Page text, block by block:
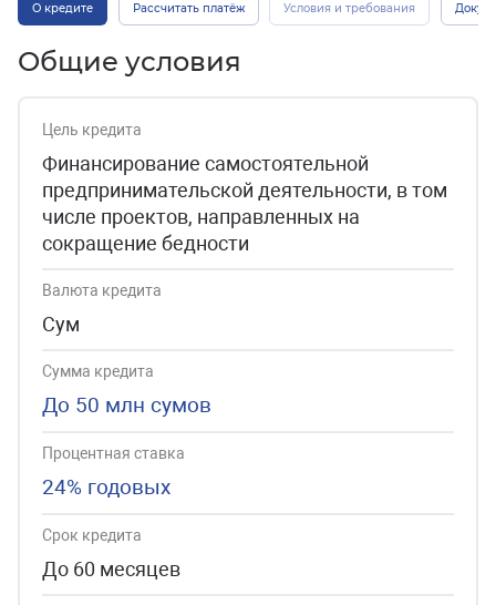
О кредите Рассчитать платёж Условия и требования
Общие условия
Цель кредита
Финансирование самостоятельной
предпринимательской деятельности, в том
числе проектов, направленных на
сокращение бедности
Валюта кредита
Сум
Сумма кредита
До 50 млн сумов
Процентная ставка
24% годовых
Срок кредита
До 60 месяцев